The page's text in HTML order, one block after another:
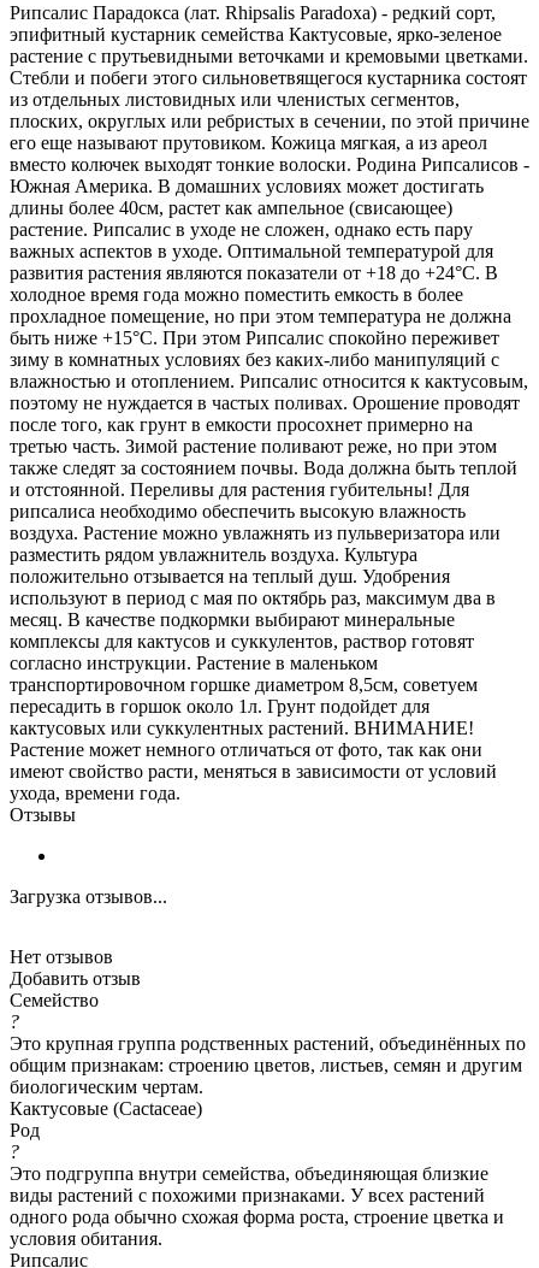
Рипсалис Парадокса (лат. Rhipsalis Paradoxa) - редкий сорт,
эпифитный кустарник семейства Кактусовые, ярко-зеленое
растение с прутьевидными веточками и кремовыми цветками.
Стебли и побеги этого сильноветвящегося кустарника состоят
из отдельных листовидных или членистых сегментов,
плоских, округлых или ребристых в сечении, по этой причине
его еще называют прутовиком. Кожица мягкая, а из ареол
вместо колючек выходят тонкие волоски. Родина Рипсалисов -
Южная Америка. В домашних условиях может достигать
длины более 40см, растет как ампельное (свисающее)
растение. Рипсалис в уходе не сложен, однако есть пару
важных аспектов в уходе. Оптимальной температурой для
развития растения являются показатели от +18 до +24°С. В
холодное время года можно поместить емкость в более
прохладное помещение, но при этом температура не должна
быть ниже +15°С. При этом Рипсалис спокойно переживет
зиму в комнатных условиях без каких-либо манипуляций с
влажностью и отоплением. Рипсалис относится к кактусовым,
поэтому не нуждается в частых поливах. Орошение проводят
после того, как грунт в емкости просохнет примерно на
третью часть. Зимой растение поливают реже, но при этом
также следят за состоянием почвы. Вода должна быть теплой
и отстоянной. Переливы для растения губительны! Для
рипсалиса необходимо обеспечить высокую влажность
воздуха. Растение можно увлажнять из пульверизатора или
разместить рядом увлажнитель воздуха. Культура
положительно отзывается на теплый душ. Удобрения
используют в период с мая по октябрь раз, максимум два в
месяц. В качестве подкормки выбирают минеральные
комплексы для кактусов и суккулентов, раствор готовят
согласно инструкции. Растение в маленьком
транспортировочном горшке диаметром 8,5см, советуем
пересадить в горшок около 1л. Грунт подойдет для
кактусовых или суккулентных растений. ВНИМАНИЕ!
Растение может немного отличаться от фото, так как они
имеют свойство расти, меняться в зависимости от условий
ухода, времени года.
Отзывы
Загрузка отзывов...
Нет отзывов
Добавить отзыв
Семейство
?
Это крупная группа родственных растений, объединённых по
общим признакам: строению цветов, листьев, семян и другим
биологическим чертам.
Кактусовые (Cactaceae)
Род
?
Это подгруппа внутри семейства, объединяющая близкие
виды растений с похожими признаками. У всех растений
одного рода обычно схожая форма роста, строение цветка и
условия обитания.
Рипсалис